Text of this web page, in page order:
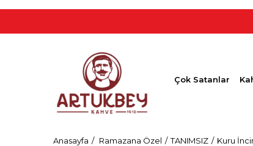
1250
Çok Satanlar
Anasayfa Ramazana Özel TANIMSIZ Kuru